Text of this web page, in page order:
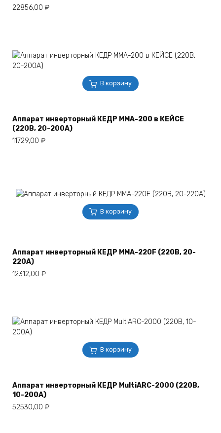
22856,00 ₽
В корзину
Аппарат инверторный КЕДР MMA-200 в КЕЙСЕ
(220B, 20-200А)
11729,00 ₽
В корзину
Аппарат инверторный КЕДР MMA-220F (220B, 20-
220А)
12312,00 ₽
В корзину
Аппарат инверторный КЕДР MultiARC-2000 (220В,
10-200А)
52530,00 ₽